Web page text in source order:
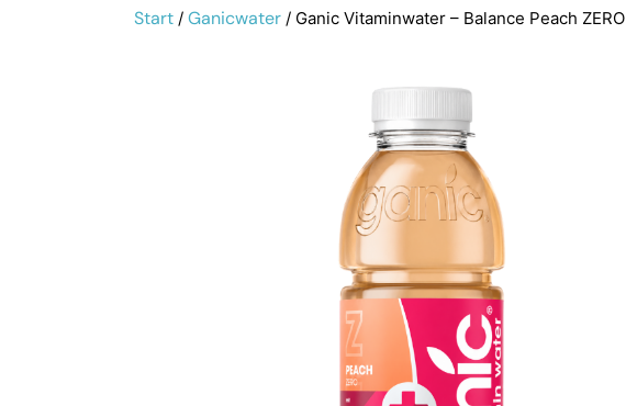
Start / Ganicwater / Ganic Vitaminwater – Balance Peach ZERO